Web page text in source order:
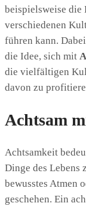
beispielsweise die
verschiedenen
führen kann.
die Idee, sich mit
die vielfältigen
davon zu
Achtsam
Achtsamkeit
Dinge des Lebens
bewusstes Atmen
geschehen. Ein